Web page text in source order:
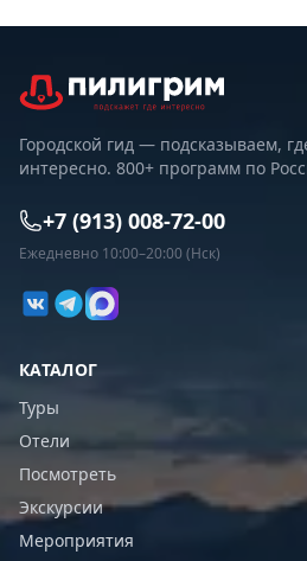
Городской гид — подсказываем,
интересно. 800+ программ по
+7 (913) 008-72-00
Ежедневно 10:00–20:00 (Нск)
КАТАЛОГ
Туры
Отели
Посмотреть
Экскурсии
Мероприятия